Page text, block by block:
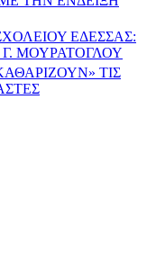
ΕΔΕΣΣΑΣ:
ΜΟΥΡΑΤΟΓΛΟΥ
ΤΙΣ